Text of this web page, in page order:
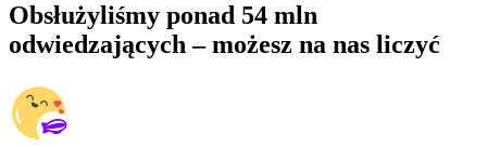
Obsłużyliśmy ponad 54 mln
odwiedzających – możesz na nas liczyć